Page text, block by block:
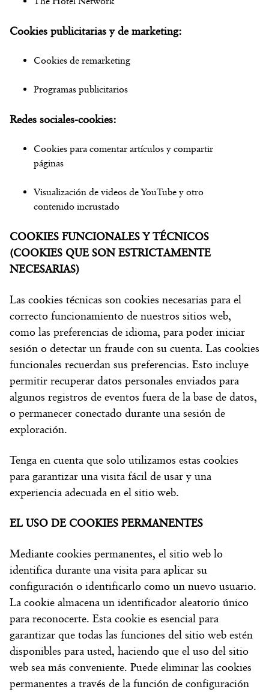
Cookies publicitarias y de marketing:
Cookies de remarketing
Programas publicitarios
Redes sociales-cookies:
Cookies para comentar artículos y compartir
páginas
Visualización de videos de YouTube y otro
contenido incrustado
COOKIES FUNCIONALES Y TÉCNICOS
(COOKIES QUE SON ESTRICTAMENTE
NECESARIAS)
Las cookies técnicas son cookies necesarias para el
correcto funcionamiento de nuestros sitios web,
como las preferencias de idioma, para poder iniciar
sesión o detectar un fraude con su cuenta. Las cookies
funcionales recuerdan sus preferencias. Esto incluye
permitir recuperar datos personales enviados para
algunos registros de eventos fuera de la base de datos,
o permanecer conectado durante una sesión de
exploración.
Tenga en cuenta que solo utilizamos estas cookies
para garantizar una visita fácil de usar y una
experiencia adecuada en el sitio web.
EL USO DE COOKIES PERMANENTES
Mediante cookies permanentes, el sitio web lo
identifica durante una visita para aplicar su
configuración o identificarlo como un nuevo usuario.
La cookie almacena un identificador aleatorio único
para reconocerte. Esta cookie es esencial para
garantizar que todas las funciones del sitio web estén
disponibles para usted, haciendo que el uso del sitio
web sea más conveniente. Puede eliminar las cookies
permanentes a través de la función de configuración